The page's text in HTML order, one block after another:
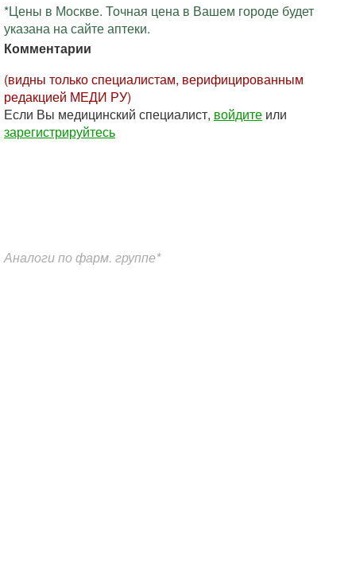
*Цены в Москве. Точная цена в Вашем городе будет
указана на сайте аптеки.
Комментарии
(видны только специалистам, верифицированным
редакцией МЕДИ РУ)
Если Вы медицинский специалист, войдите или
зарегистрируйтесь
Аналоги по фарм. группе*